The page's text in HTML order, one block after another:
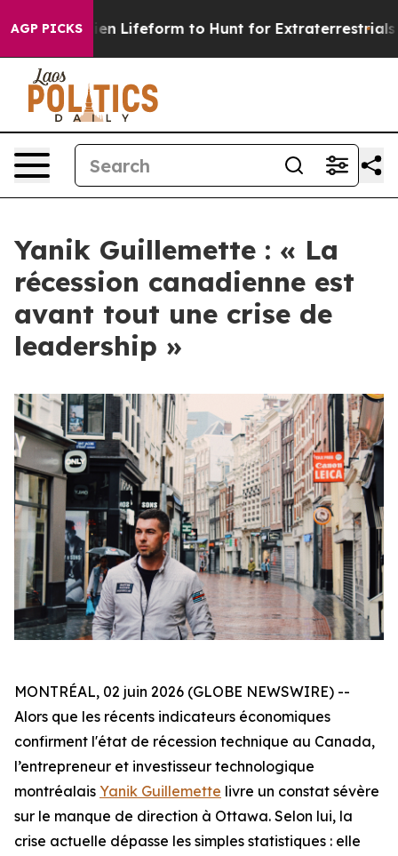
AGP PICKS
Alien Lifeform to Hunt for Extraterrestrials
Yanik Guillemette : « La
récession canadienne est
avant tout une crise de
leadership »
MONTRÉAL, 02 juin 2026 (GLOBE NEWSWIRE) --
Alors que les récents indicateurs économiques
confirment l'état de récession technique au Canada,
l’entrepreneur et investisseur technologique
montréalais Yanik Guillemette livre un constat sévère
sur le manque de direction à Ottawa. Selon lui, la
crise actuelle dépasse les simples statistiques : elle